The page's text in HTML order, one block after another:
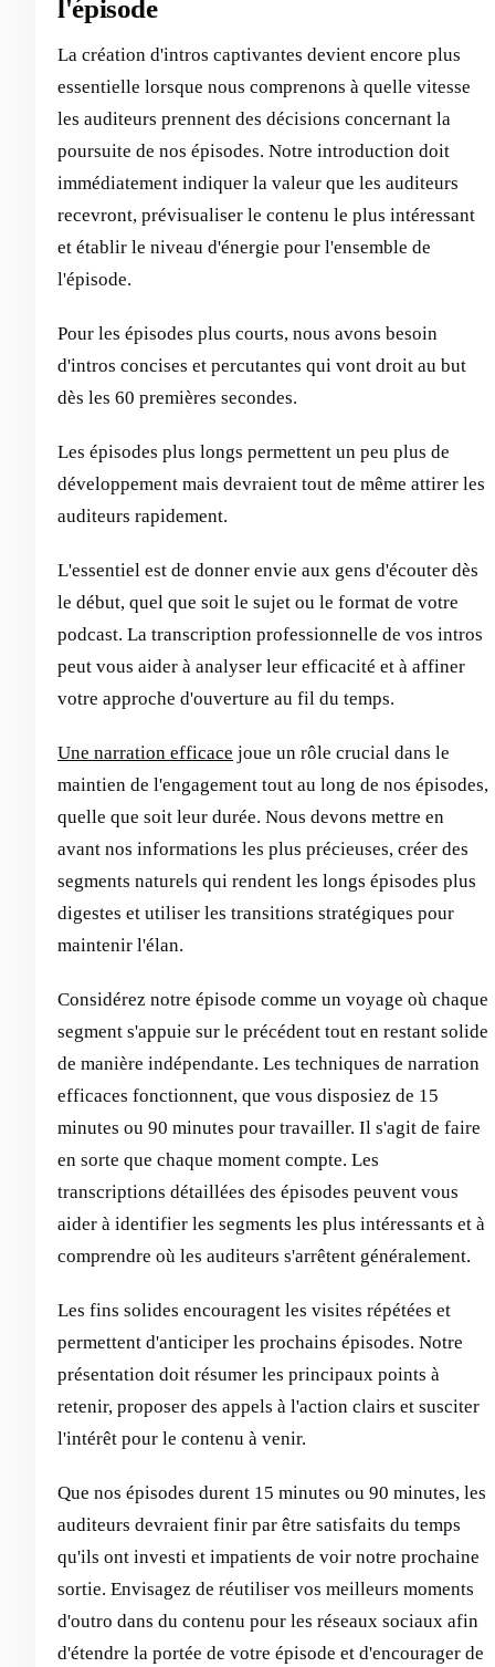
l'épisode
La création d'intros captivantes devient encore plus
essentielle lorsque nous comprenons à quelle vitesse
les auditeurs prennent des décisions concernant la
poursuite de nos épisodes. Notre introduction doit
immédiatement indiquer la valeur que les auditeurs
recevront, prévisualiser le contenu le plus intéressant
et établir le niveau d'énergie pour l'ensemble de
l'épisode.
Pour les épisodes plus courts, nous avons besoin
d'intros concises et percutantes qui vont droit au but
dès les 60 premières secondes.
Les épisodes plus longs permettent un peu plus de
développement mais devraient tout de même attirer les
auditeurs rapidement.
L'essentiel est de donner envie aux gens d'écouter dès
le début, quel que soit le sujet ou le format de votre
podcast. La transcription professionnelle de vos intros
peut vous aider à analyser leur efficacité et à affiner
votre approche d'ouverture au fil du temps.
Une narration efficace joue un rôle crucial dans le
maintien de l'engagement tout au long de nos épisodes,
quelle que soit leur durée. Nous devons mettre en
avant nos informations les plus précieuses, créer des
segments naturels qui rendent les longs épisodes plus
digestes et utiliser les transitions stratégiques pour
maintenir l'élan.
Considérez notre épisode comme un voyage où chaque
segment s'appuie sur le précédent tout en restant solide
de manière indépendante. Les techniques de narration
efficaces fonctionnent, que vous disposiez de 15
minutes ou 90 minutes pour travailler. Il s'agit de faire
en sorte que chaque moment compte. Les
transcriptions détaillées des épisodes peuvent vous
aider à identifier les segments les plus intéressants et à
comprendre où les auditeurs s'arrêtent généralement.
Les fins solides encouragent les visites répétées et
permettent d'anticiper les prochains épisodes. Notre
présentation doit résumer les principaux points à
retenir, proposer des appels à l'action clairs et susciter
l'intérêt pour le contenu à venir.
Que nos épisodes durent 15 minutes ou 90 minutes, les
auditeurs devraient finir par être satisfaits du temps
qu'ils ont investi et impatients de voir notre prochaine
sortie. Envisagez de réutiliser vos meilleurs moments
d'outro dans du contenu pour les réseaux sociaux afin
d'étendre la portée de votre épisode et d'encourager de